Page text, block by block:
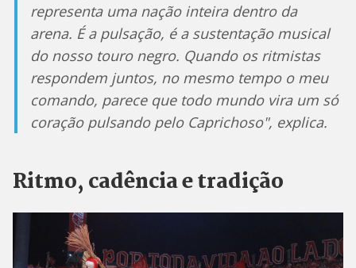
representa uma nação inteira dentro da
arena. É a pulsação, é a sustentação musical
do nosso touro negro. Quando os ritmistas
respondem juntos, no mesmo tempo o meu
comando, parece que todo mundo vira um só
coração pulsando pelo Caprichoso", explica.
Ritmo, cadência e tradição